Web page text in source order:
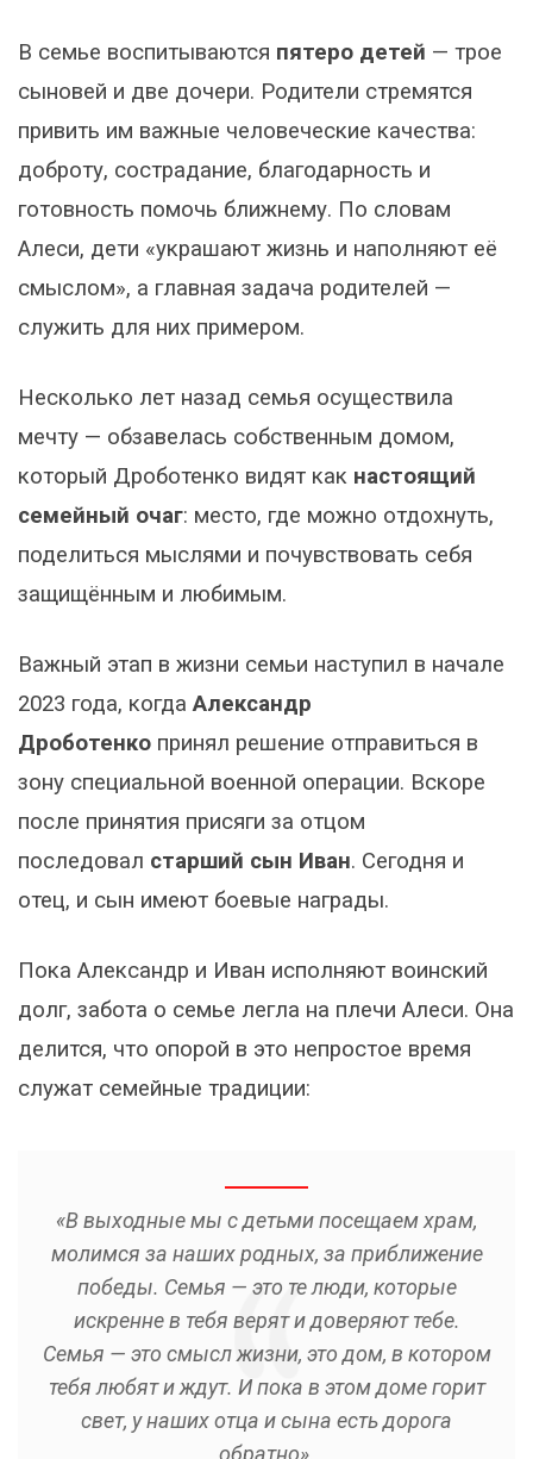
В семье воспитываются пятеро детей — трое
сыновей и две дочери. Родители стремятся
привить им важные человеческие качества:
доброту, сострадание, благодарность и
готовность помочь ближнему. По словам
Алеси, дети «украшают жизнь и наполняют её
смыслом», а главная задача родителей —
служить для них примером.
Несколько лет назад семья осуществила
мечту — обзавелась собственным домом,
который Дроботенко видят как настоящий
семейный очаг: место, где можно отдохнуть,
поделиться мыслями и почувствовать себя
защищённым и любимым.
Важный этап в жизни семьи наступил в начале
2023 года, когдаАлександр
Дроботенко принял решение отправиться в
зону специальной военной операции. Вскоре
после принятия присяги за отцом
последовал старший сын Иван. Сегодня и
отец, и сын имеют боевые награды.
Пока Александр и Иван исполняют воинский
долг, забота о семье легла на плечи Алеси. Она
делится, что опорой в это непростое время
служат семейные традиции:
«В выходные мы с детьми посещаем храм,
молимся за наших родных, за приближение
победы. Семья — это те люди, которые
искренне в тебя верят и доверяют тебе.
Семья — это смысл жизни, это дом, в котором
тебя любят и ждут. И пока в этом доме горит
свет, у наших отца и сына есть дорога